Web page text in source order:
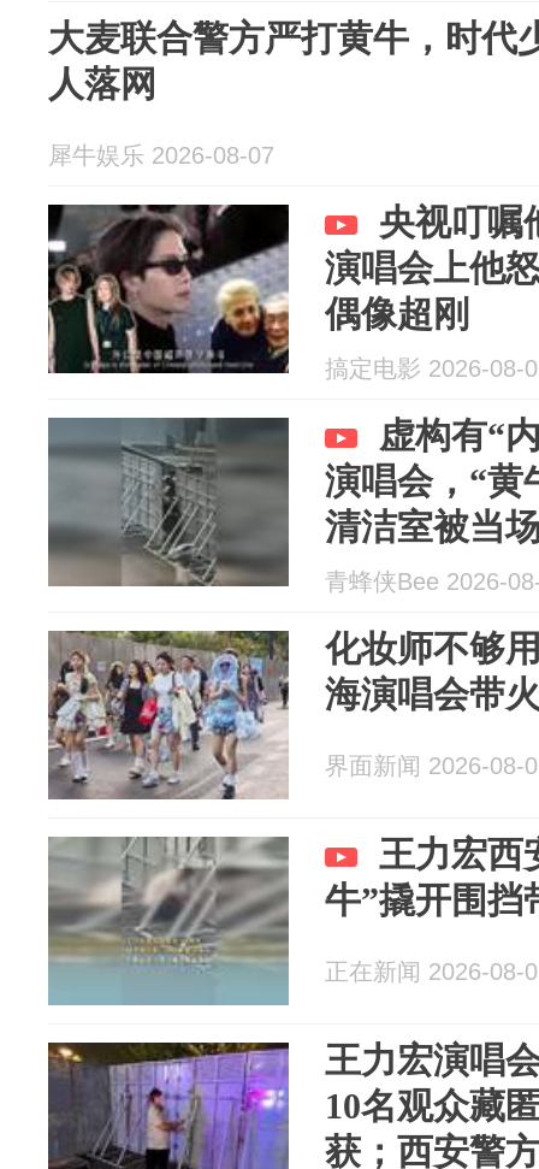
大麦联合警方严打黄牛，时代
人落网
犀牛娱乐 2026-08-07
央视叮嘱
演唱会上他
偶像超刚
搞定电影 2026-08-
虚构有“
演唱会，“黄
清洁室被当
青蜂侠Bee 2026-
化妆师不够
海演唱会带
界面新闻 2026-08-
王力宏西
牛”撬开围挡
正在新闻 2026-08-
王力宏演唱
10名观众藏
获；西安警